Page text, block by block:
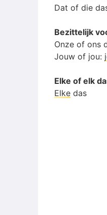
Dat of die
Bezittelijk
Onze of ons
Jouw of jou:
Elke of elk
Elke das